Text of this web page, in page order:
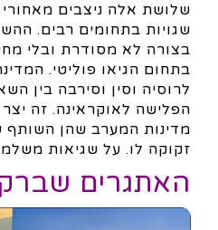
שלושת אלה ניצבים
שגויות בתחומים רבים.
בצורה לא מסודרת ובלי
בתחום הגיאו פוליטי.
לרוסיה וסין וסירבה בין
הפלישה לאוקראינה. זה
מדינות המערב שהן
זקוקה לו. על שגיאות
האתגרים